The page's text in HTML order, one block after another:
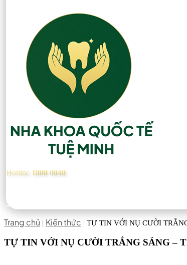
Hotline 1800 0040
Trang chủ | Kiến thức | TỰ TIN VỚI NỤ CƯỜI
TỰ TIN VỚI NỤ CƯỜI TRẮNG SÁNG –